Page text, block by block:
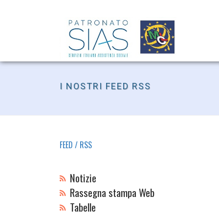
I NOSTRI FEED RSS
FEED / RSS
Notizie
Rassegna stampa Web
Tabelle